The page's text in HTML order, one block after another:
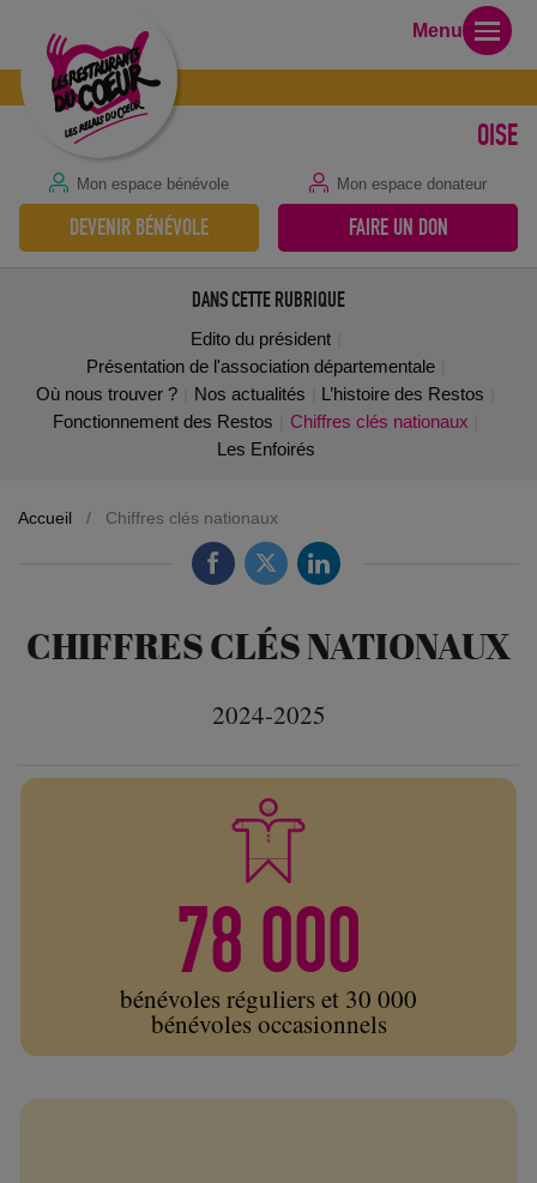
OISE
Mon espace bénévole Mon espace donateur
DEVENIR BÉNÉVOLE FAIRE UN DON
Menu
DANS CETTE RUBRIQUE
Edito du président
Présentation de l'association départementale
Où nous trouver ?
Nos actualités
L’histoire des Restos
Fonctionnement des Restos
Chiffres clés nationaux
Les Enfoirés
Accueil / Chiffres clés nationaux
CHIFFRES CLÉS NATIONAUX
2024-2025
78 000
bénévoles réguliers et 30 000
bénévoles occasionnels